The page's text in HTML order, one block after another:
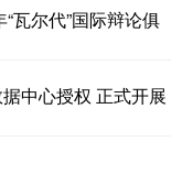
瓦尔代”国际辩论俱
中心授权 正式开展